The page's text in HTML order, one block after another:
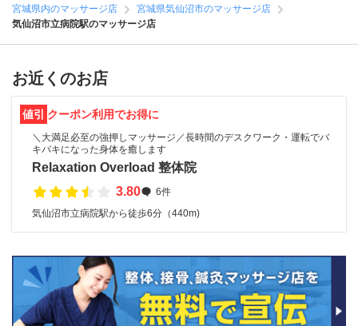
宮城県内のマッサージ店
宮城県気仙沼市のマッサージ店
気仙沼市立病院駅のマッサージ店
お近くのお店
値引 クーポン利用でお得に
＼大満足必至の強押しマッサージ／長時間のデスクワーク・運転でバ
キバキになった身体を癒します
Relaxation Overload 整体院
3.80
6件
気仙沼市立病院駅から徒歩6分（440m)